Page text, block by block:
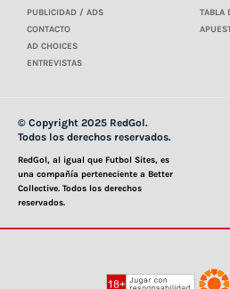
PUBLICIDAD / ADS
CONTACTO
AD CHOICES
ENTREVISTAS
TABLA
© Copyright 2025 RedGol.
Todos los derechos reservados.
RedGol, al igual que Futbol Sites, es
una compañía perteneciente a Better
Collective. Todos los derechos
reservados.